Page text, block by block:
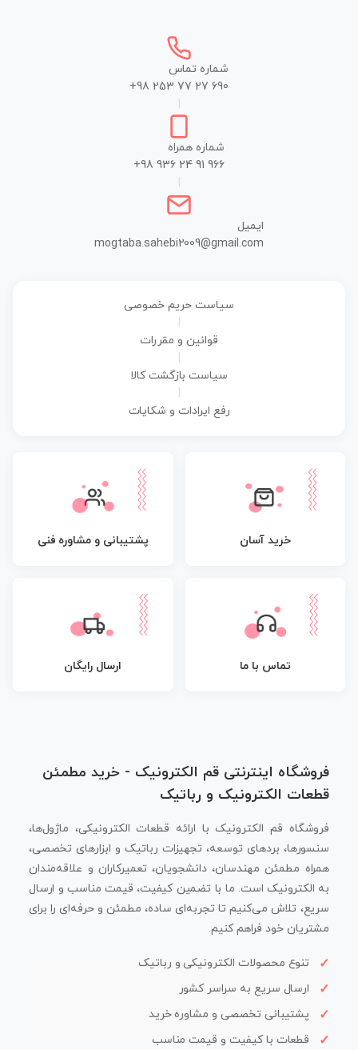
شماره تماس
+98 253 77 27 690
شماره همراه
+98 936 24 91 966
ایمیل
mogtaba.sahebi2009@gmail.com
سیاست حریم خصوصی
قوانین و مقررات
سیاست بازگشت کالا
رفع ایرادات و شکایات
خرید آسان پشتیبانی و مشاوره فنی
تماس با ما ارسال رایگان
فروشگاه اینترنتی قم الکترونیک - خرید مطمئن
قطعات الکترونیک و رباتیک
فروشگاه قم الکترونیک با ارائه قطعات الکترونیکی، ماژول‌ها،
سنسورها، بردهای توسعه، تجهیزات رباتیک و ابزارهای تخصصی،
همراه مطمئن مهندسان، دانشجویان، تعمیرکاران و علاقه‌مندان
به الکترونیک است. ما با تضمین کیفیت، قیمت مناسب و ارسال
سریع، تلاش می‌کنیم تا تجربه‌ای ساده، مطمئن و حرفه‌ای را برای
مشتریان خود فراهم کنیم.
تنوع محصولات الکترونیکی و رباتیک
ارسال سریع به سراسر کشور
پشتیبانی تخصصی و مشاوره خرید
قطعات با کیفیت و قیمت مناسب